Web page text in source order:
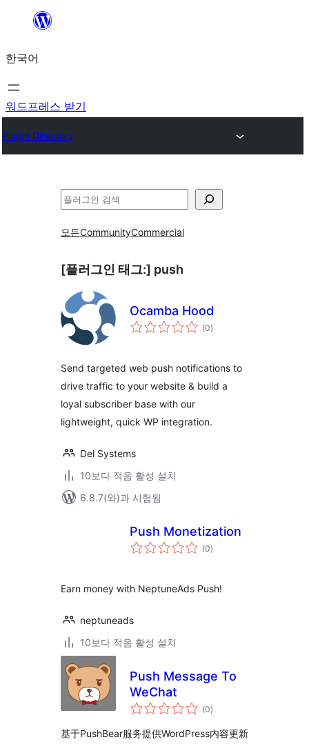
츠
로
바
가
한국어
워드프레스 받기
Plugin Directory
검
모든CommunityCommercial
[플러그인 태그:] push
Ocamba Hood
(0전
체)
Send targeted web push notifications to
drive traffic to your website & build a
loyal subscriber base with our
lightweight, quick WP integration.
Del Systems
10보다 적음 활성 설치
6.8.7(와)과 시험됨
Push Monetization
(0전
체)
Earn money with NeptuneAds Push!
neptuneads
10보다 적음 활성 설치
Push Message To
WeChat
(0전
체
점
)
基于PushBear服务提供WordPress内容更新